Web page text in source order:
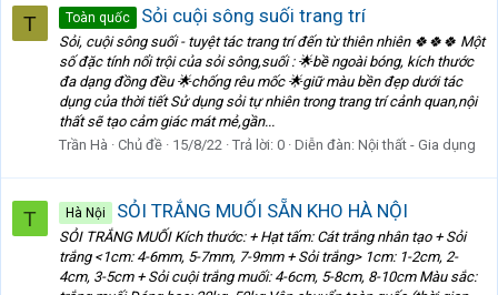
T Toàn quốc Sỏi cuội sông suối trang trí
Sỏi, cuội sông suối - tuyệt tác trang trí đến từ thiên nhiên 🍀🍀🍀 Một
số đặc tính nổi trội của sỏi sông,suối : 🌟bề ngoài bóng, kích thước
đa dạng đồng đều 🌟chống rêu mốc 🌟giữ màu bền đẹp dưới tác
dụng của thời tiết Sử dụng sỏi tự nhiên trong trang trí cảnh quan,nội
thất sẽ tạo cảm giác mát mẻ,gần...
Trần Hà
Chủ đề 15/8/22 Trả lời: 0 Diễn đàn: Nội thất - Gia dụng
T Hà Nội SỎI TRẮNG MUỐI SẴN KHO HÀ NỘI
SỎI TRẮNG MUỐI Kích thước: + Hạt tấm: Cát trắng nhân tạo + Sỏi
trắng <1cm: 4-6mm, 5-7mm, 7-9mm + Sỏi trắng> 1cm: 1-2cm, 2-
4cm, 3-5cm + Sỏi cuội trắng muối: 4-6cm, 5-8cm, 8-10cm Màu sắc: